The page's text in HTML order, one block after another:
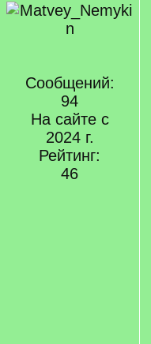
Сообщений:
94
На сайте с
2024 г.
Рейтинг:
46